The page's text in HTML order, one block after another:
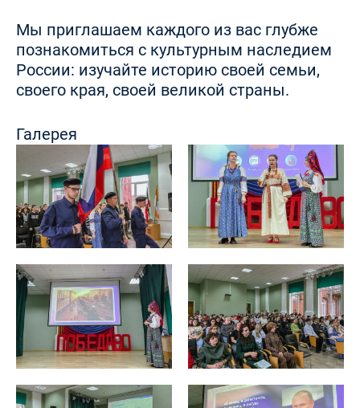
Мы приглашаем каждого из вас глубже
познакомиться с культурным наследием
России: изучайте историю своей семьи,
своего края, своей великой страны.
Галерея